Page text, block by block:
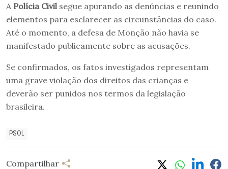
A Polícia Civil segue apurando as denúncias e reunindo
elementos para esclarecer as circunstâncias do caso.
Até o momento, a defesa de Monção não havia se
manifestado publicamente sobre as acusações.
Se confirmados, os fatos investigados representam
uma grave violação dos direitos das crianças e
deverão ser punidos nos termos da legislação
brasileira.
PSOL
Compartilhar